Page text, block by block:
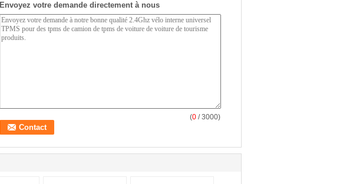
Envoyez votre demande directement à nous
(0 / 3000)